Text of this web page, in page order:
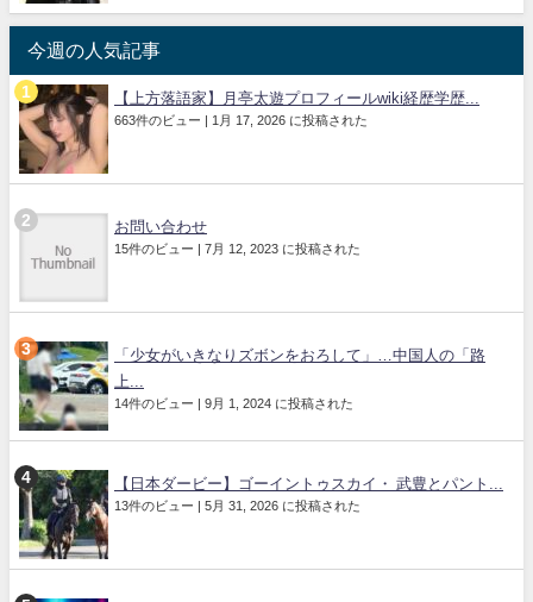
今週の人気記事
【上方落語家】月亭太遊プロフィールwiki経歴学歴...
663件のビュー | 1月 17, 2026 に投稿された
お問い合わせ
15件のビュー | 7月 12, 2023 に投稿された
「少女がいきなりズボンをおろして」…中国人の「路
上...
14件のビュー | 9月 1, 2024 に投稿された
【日本ダービー】ゴーイントゥスカイ・ 武豊とパント...
13件のビュー | 5月 31, 2026 に投稿された